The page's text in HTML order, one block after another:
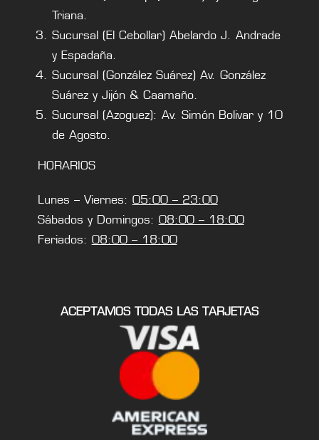
Triana.
Sucursal (El Cebollar) Abelardo J. Andrade
y Espadaña.
Sucursal (González Suárez) Av. González
Suárez y Jijón & Caamaño.
Sucursal (Azoguez): Av. Simón Bolivar y 10
de Agosto.
HORARIOS
Lunes – Viernes: 05:00 – 23:00
Sábados y Domingos: 08:00 – 18:00
Feriados: 08:00 – 18:00
ACEPTAMOS TODAS LAS TARJETAS